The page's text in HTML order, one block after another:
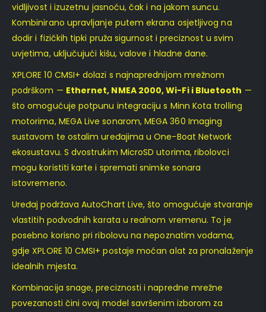
vidljivost i izuzetnu jasnoću, čak i na jakom suncu.
Kombinirano upravljanje putem ekrana osjetljivog na
dodir i fizičkih tipki pruža sigurnost i preciznost u svim
uvjetima, uključujući kišu, valove i hladne dane.
XPLORE 10 CMSI+ dolazi s najnaprednijom mrežnom
podrškom — Ethernet, NMEA 2000, Wi-Fi i Bluetooth —
što omogućuje potpunu integraciju s Minn Kota trolling
motorima, MEGA Live sonarom, MEGA 360 Imaging
sustavom te ostalim uređajima u One-Boat Network
ekosustavu. S dvostrukim MicroSD utorima, ribolovci
mogu koristiti karte i spremati snimke sonara
istovremeno.
Uređaj podržava AutoChart Live, što omogućuje stvaranje
vlastitih podvodnih karata u realnom vremenu. To je
posebno korisno pri ribolovu na nepoznatim vodama,
gdje XPLORE 10 CMSI+ postaje moćan alat za pronalaženje
idealnih mjesta.
Kombinacija snage, preciznosti i napredne mrežne
povezanosti čini ovaj model savršenim izborom za